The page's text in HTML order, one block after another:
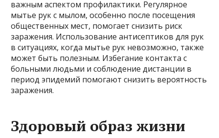
важным аспектом профилактики. Регулярное
мытье рук с мылом, особенно после посещения
общественных мест, помогает снизить риск
заражения. Использование антисептиков для рук
в ситуациях, когда мытье рук невозможно, также
может быть полезным. Избегание контакта с
больными людьми и соблюдение дистанции в
период эпидемий помогают снизить вероятность
заражения.
Здоровый образ жизни